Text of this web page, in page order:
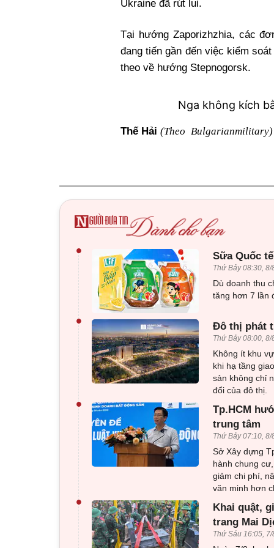
Ukraine đã rút lui.
Tại hướng Zaporizhzhia, các
đang tiến gần đến việc kiểm
theo về hướng Stepnogorsk.
Nga không kích
Thế Hải (Theo Bulgarianmilitary)
• Sữa Quốc
Thứ Bảy 08:30, 8/
Dù doanh thu
tăng hơn 7 lần
• Đô thị phát
Thứ Bảy 08:00, 8/
Không ít khu
khi hạ tầng
sản không chỉ
đổi của đô thị.
•
Tp.HCM
trung tâm
Thứ Bảy 07:10, 8/
Sở Xây dựng
hành chung
giảm chi phí,
văn minh hơn
•
Khai quật,
trang Mai
Thứ Sáu 16:05,